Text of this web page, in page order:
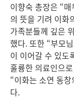
이향숙 총장은 “
의 뜻을 기려 이화
가족분들께 깊은
했다. 또한 “부모
이 이어갈 수 있도
훌륭한 의료인으
“이화는 소연 동
다.